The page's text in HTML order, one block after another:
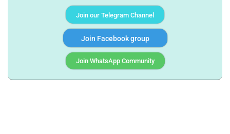
Join our Telegram Channel
Join Facebook group
Join WhatsApp Community